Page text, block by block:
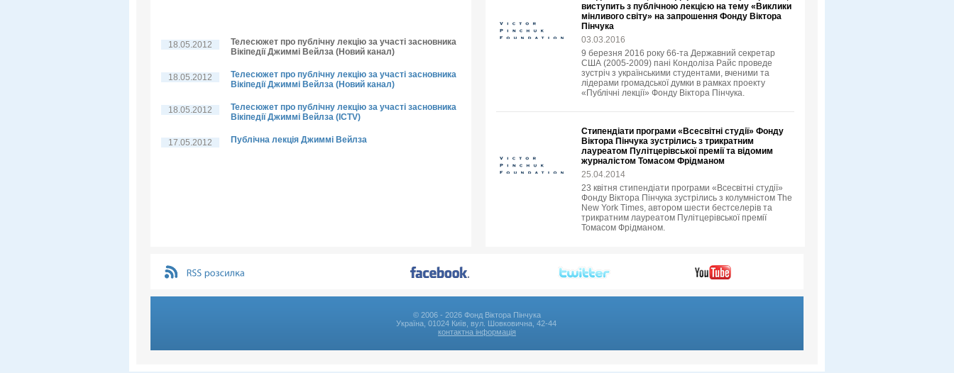
18.05.2012
Телесюжет про публічну лекцію за участі засновника
Вікіпедії Джиммі Вейлза (Новий канал)
18.05.2012
Телесюжет про публічну лекцію за участі засновника
Вікіпедії Джиммі Вейлза (Новий канал)
18.05.2012
Телесюжет про публічну лекцію за участі засновника
Вікіпедії Джиммі Вейлза (ICTV)
17.05.2012 Публічна лекція Джиммі Вейлза
виступить з публічною лекцією на тему «Виклики
мінливого світу» на запрошення Фонду Віктора
Пінчука
03.03.2016
9 березня 2016 року 66-та Державний секретар
США (2005-2009) пані Кондоліза Райс проведе
зустріч з українськими студентами, вченими та
лідерами громадської думки в рамках проекту
«Публічні лекції» Фонду Віктора Пінчука.
Стипендіати програми «Всесвітні студії» Фонду
Віктора Пінчука зустрілись з трикратним
лауреатом Пулітцерівської премії та відомим
журналістом Томасом Фрідманом
25.04.2014
23 квітня стипендіати програми «Всесвітні студії»
Фонду Віктора Пінчука зустрілись з колумністом The
New York Times, автором шести бестселерів та
трикратним лауреатом Пулітцерівської премії
Томасом Фрідманом.
© 2006 - 2026 Фонд Віктора Пінчука
Україна, 01024 Київ, вул. Шовковична, 42-44
контактна інформація